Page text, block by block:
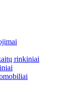
rinkiniai